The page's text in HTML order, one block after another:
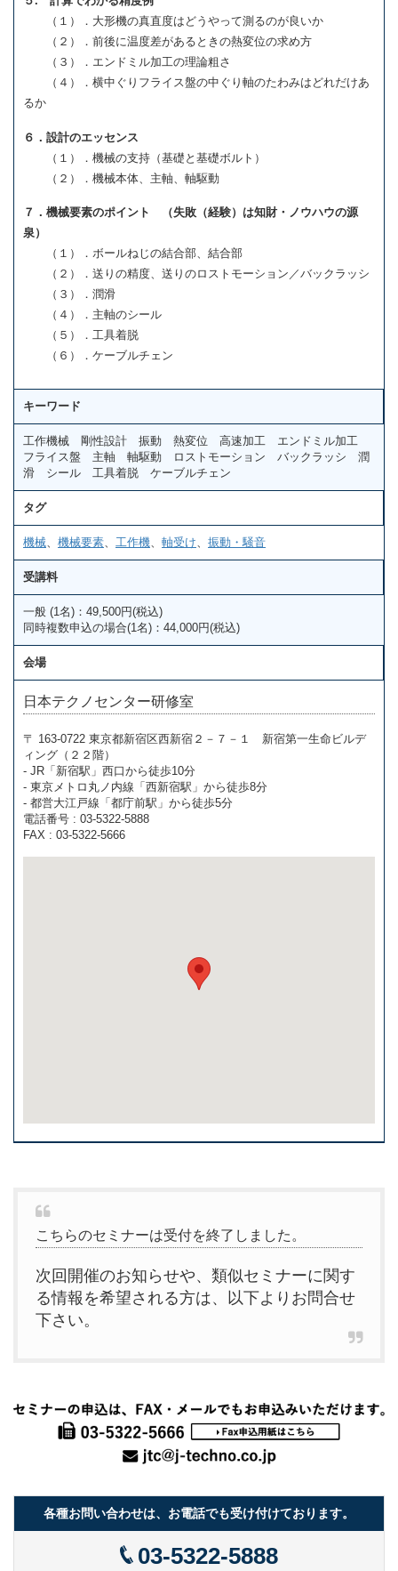
（１）．大形機の真直度はどうやって測るのが良いか
（２）．前後に温度差があるときの熱変位の求め方
（３）．エンドミル加工の理論粗さ
（４）．横中ぐりフライス盤の中ぐり軸のたわみはどれだけあ
るか
６．設計のエッセンス
（１）．機械の支持（基礎と基礎ボルト）
（２）．機械本体、主軸、軸駆動
７．機械要素のポイント （失敗（経験）は知財・ノウハウの源
泉）
（１）．ボールねじの結合部、結合部
（２）．送りの精度、送りのロストモーション／バックラッシ
（３）．潤滑
（４）．主軸のシール
（５）．工具着脱
（６）．ケーブルチェン
キーワード
工作機械 剛性設計 振動 熱変位 高速加工 エンドミル加工
フライス盤 主軸 軸駆動 ロストモーション バックラッシ 潤
滑 シール 工具着脱 ケーブルチェン
タグ
機械 機械要素 工作機 軸受け 振動・騒音
受講料
一般 (1名)：49,500円(税込)
同時複数申込の場合(1名)：44,000円(税込)
会場
日本テクノセンター研修室
〒 163-0722 東京都新宿区西新宿２－７－１ 新宿第一生命ビルデ
ィング（２２階）
- JR「新宿駅」西口から徒歩10分
- 東京メトロ丸ノ内線「西新宿駅」から徒歩8分
- 都営大江戸線「都庁前駅」から徒歩5分
電話番号 : 03-5322-5888
FAX : 03-5322-5666
こちらのセミナーは受付を終了しました。
次回開催のお知らせや、類似セミナーに関す
る情報を希望される方は、以下よりお問合せ
下さい。
各種お問い合わせは、お電話でも受け付けております。
03-5322-5888